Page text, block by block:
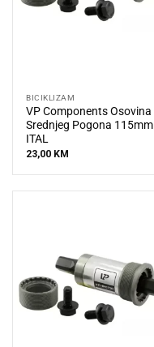
BICIKLIZAM
VP Components Osovina
Srednjeg Pogona 115mm
ITAL
23,00 KM